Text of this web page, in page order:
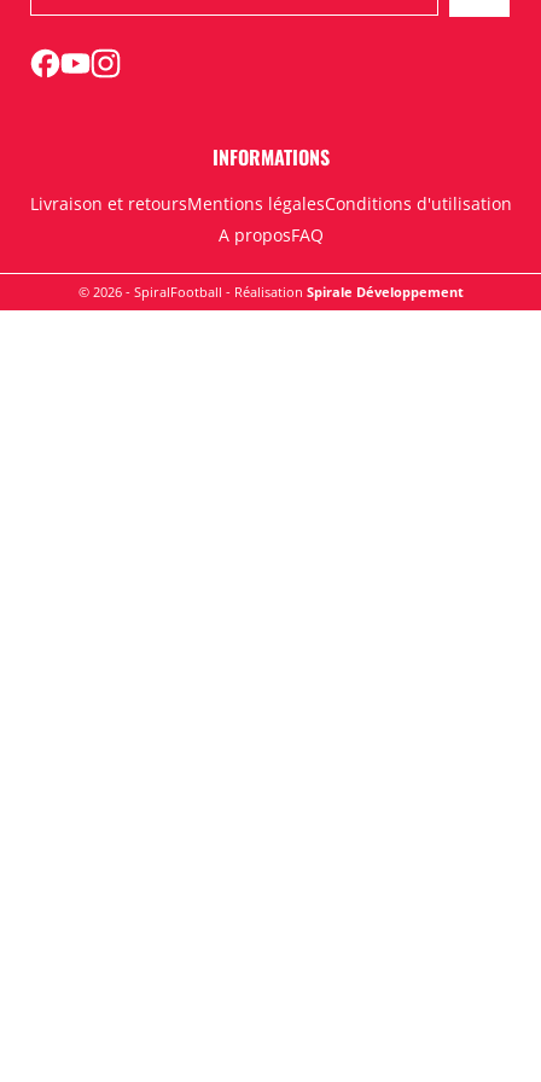
INFORMATIONS
Livraison et retoursMentions légalesConditions d'utilisation
A proposFAQ
© 2026 - SpiralFootball - Réalisation Spirale Développement